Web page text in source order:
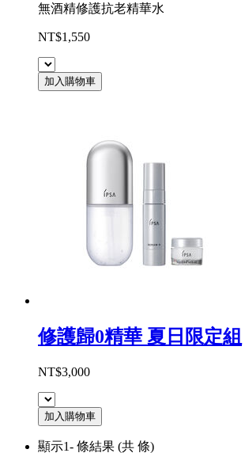
無酒精修護抗老精華水
NT$1,550
加入購物車
修護歸0精華 夏日限定組
NT$3,000
加入購物車
顯示1- 條結果 (共 條)